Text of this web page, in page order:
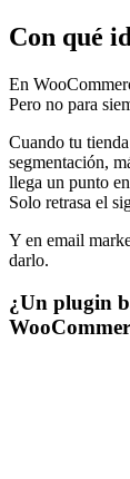
Con qué
En
Pero no para
Cuando tu
segmentación,
llega un punto
Solo retrasa el
Y en email
darlo.
¿Un plugin